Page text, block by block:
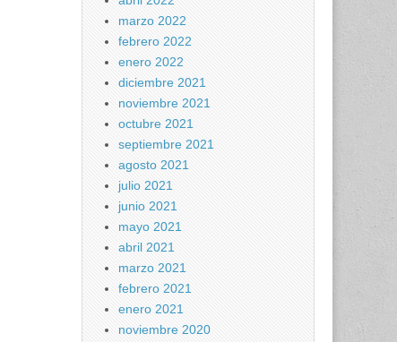
marzo 2022
febrero 2022
enero 2022
diciembre 2021
noviembre 2021
octubre 2021
septiembre 2021
agosto 2021
julio 2021
junio 2021
mayo 2021
abril 2021
marzo 2021
febrero 2021
enero 2021
noviembre 2020